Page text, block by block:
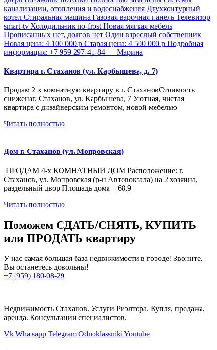
Квартира г. Стаханов (ул. Карбышева, д. 7)
Продам 2-х комнатную квартиру в г. СтахановСтоимость
сниженаг. Стаханов, ул. Карбышева, 7 Уютная, чистая
квартира с дизайнерским ремонтом, новой мебелью
Читать полностью
Дом г. Стаханов (ул. Мопровская)
ПРОДАМ 4-х КОМНАТНЫЙ ДОМ Расположение: г.
Стаханов, ул. Мопровская (р-н Автовокзала) на 2 хозяина,
раздельный двор Площадь дома – 68,9
Читать полностью
Поможем СДАТЬ/СНЯТЬ, КУПИТЬ
или ПРОДАТЬ квартиру
У нас самая большая база недвижимости в городе! Звоните,
Вы останетесь довольны!
+7 (959) 180-08-29
Недвижимость Стаханов. Услуги Риэлтора. Купля, продажа,
аренда. Консультации специалистов.
Vk Whatsapp Telegram OdnoklassnikiYoutube